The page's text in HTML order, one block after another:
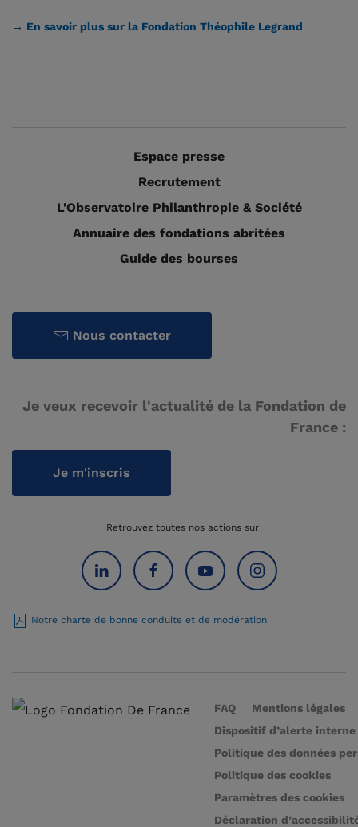
→ En savoir plus sur la Fondation Théophile Legrand
Espace presse
Recrutement
L'Observatoire Philanthropie & Société
Annuaire des fondations abritées
Guide des bourses
Nous contacter
Je veux recevoir l'actualité de la Fondation de
France :
Je m'inscris
Retrouvez toutes nos actions sur
Notre charte de bonne conduite et de modération
FAQ
Mentions légales
Dispositif d’alerte interne
Politique des données
Politique des cookies
Paramètres des cookies
Déclaration